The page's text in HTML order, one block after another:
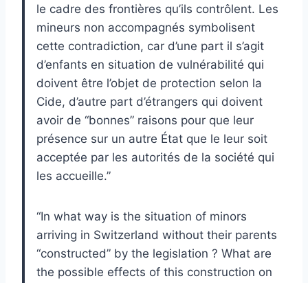
le cadre des frontières qu’ils contrôlent. Les
mineurs non accompagnés symbolisent
cette contradiction, car d’une part il s’agit
d’enfants en situation de vulnérabilité qui
doivent être l’objet de protection selon la
Cide, d’autre part d’étrangers qui doivent
avoir de “bonnes” raisons pour que leur
présence sur un autre État que le leur soit
acceptée par les autorités de la société qui
les accueille.”
“In what way is the situation of minors
arriving in Switzerland without their parents
“constructed” by the legislation ? What are
the possible effects of this construction on